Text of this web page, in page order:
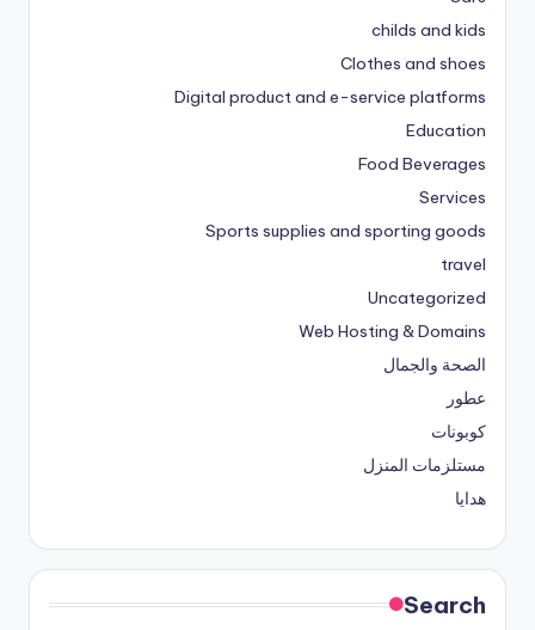
childs and kids
Clothes and shoes
Digital product and e-service platforms
Education
Food Beverages
Services
Sports supplies and sporting goods
travel
Uncategorized
Web Hosting & Domains
الصحة والجمال
عطور
كوبونات
مستلزمات المنزل
هدايا
Search